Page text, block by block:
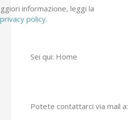
informazione, leggi la
privacy policy.
Sei qui: Home
Potete contattarci via mail a: